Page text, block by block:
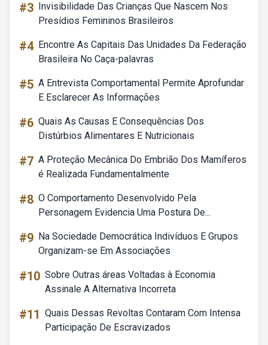
#3 Invisibilidade Das Crianças Que Nascem Nos
Presídios Femininos Brasileiros
#4 Encontre As Capitais Das Unidades Da Federação
Brasileira No Caça-palavras
#5 A Entrevista Comportamental Permite Aprofundar
E Esclarecer As Informações
#6 Quais As Causas E Consequências Dos
Distúrbios Alimentares E Nutricionais
#7 A Proteção Mecânica Do Embrião Dos Mamíferos
é Realizada Fundamentalmente
#8 O Comportamento Desenvolvido Pela
Personagem Evidencia Uma Postura De...
#9 Na Sociedade Democrática Indivíduos E Grupos
Organizam-se Em Associações
#10 Sobre Outras áreas Voltadas à Economia
Assinale A Alternativa Incorreta
#11 Quais Dessas Revoltas Contaram Com Intensa
Participação De Escravizados